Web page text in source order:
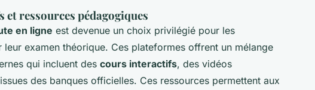
ressources pédagogiques
en ligne est devenue un choix privilégié pour les
examen théorique. Ces plateformes offrent un mélange
qui incluent des cours interactifs, des vidéos
des banques officielles. Ces ressources permettent aux